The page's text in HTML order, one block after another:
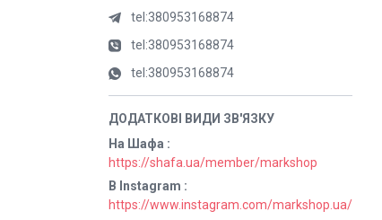
tel:380953168874
tel:380953168874
tel:380953168874
На Шафа
https://shafa.ua/member/markshop
В Instagram
https://www.instagram.com/markshop.ua/